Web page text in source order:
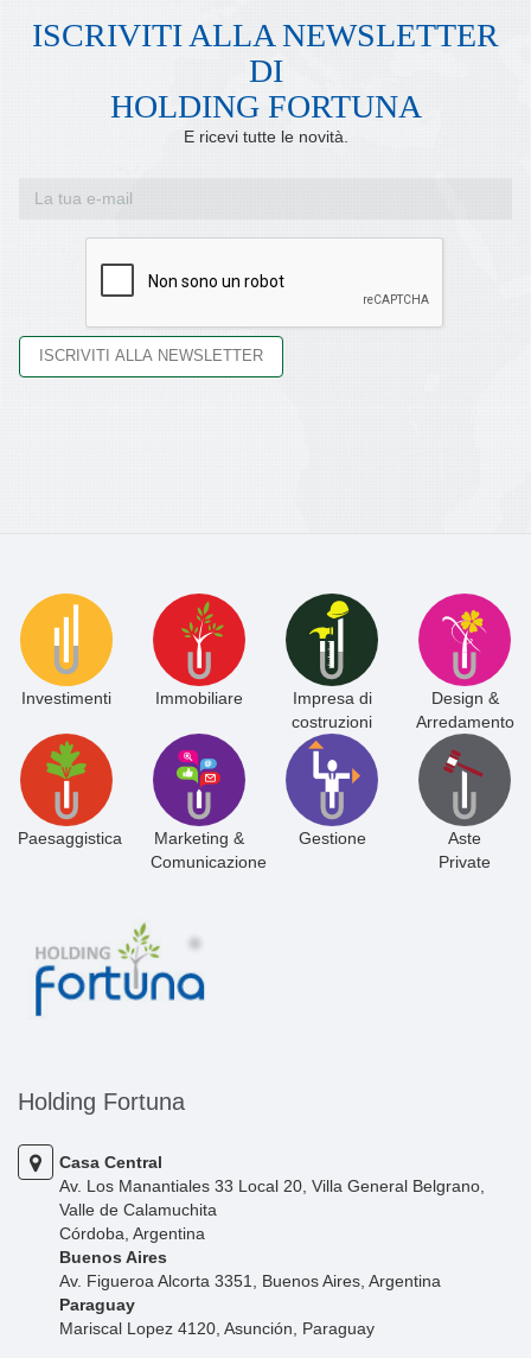
ISCRIVITI ALLA NEWSLETTER
DI
HOLDING FORTUNA
E ricevi tutte le novità.
Investimenti Immobiliare
Impresa di
costruzioni
Design &
Arredamento
Paesaggistica
Marketing &
Comunicazione
Gestione
Aste
Private
Holding Fortuna
Av. Los Manantiales 33 Local 20, Villa General Belgrano,
Valle de Calamuchita
Córdoba, Argentina
Buenos Aires
Av. Figueroa Alcorta 3351, Buenos Aires, Argentina
Paraguay
Mariscal Lopez 4120, Asunción, Paraguay